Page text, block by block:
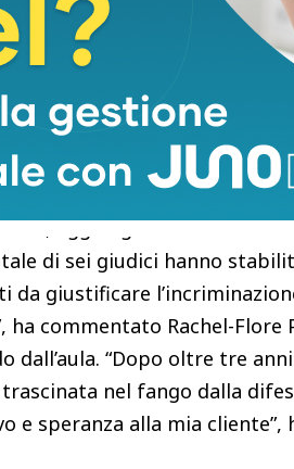
con ansia” il processo,
fissata. Interpellata su un
volte campione d’Europa
Non si afferma che sia
aggiungendo che il suo
di sei giudici hanno
da giustificare
commentato Rachel-Flore
dall’aula. “Dopo oltre tre
nel fango dalla
e speranza alla mia cliente”,